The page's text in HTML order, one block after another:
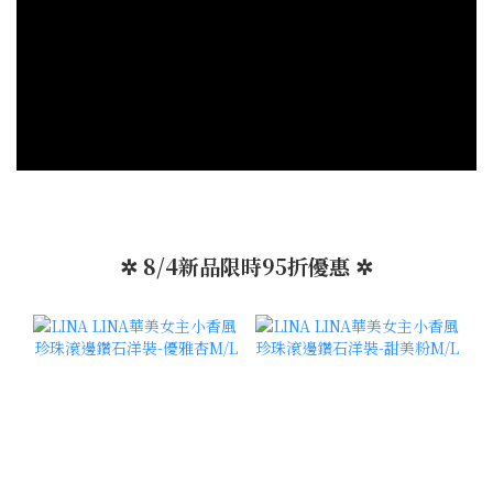
✲ 8/4新品限時95折優惠 ✲